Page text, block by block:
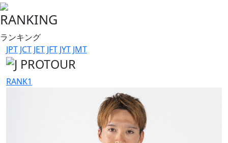
RANKING
ランキング
JPT JCT JET JFT JYT JMT
RANK1